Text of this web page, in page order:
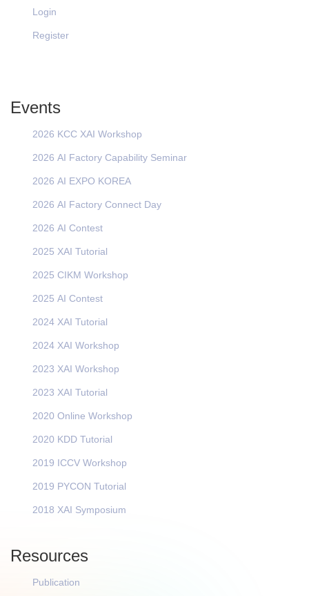
Login
Register
Events
2026 KCC XAI Workshop
2026 AI Factory Capability Seminar
2026 AI EXPO KOREA
2026 AI Factory Connect Day
2026 AI Contest
2025 XAI Tutorial
2025 CIKM Workshop
2025 AI Contest
2024 XAI Tutorial
2024 XAI Workshop
2023 XAI Workshop
2023 XAI Tutorial
2020 Online Workshop
2020 KDD Tutorial
2019 ICCV Workshop
2019 PYCON Tutorial
2018 XAI Symposium
Resources
Publication